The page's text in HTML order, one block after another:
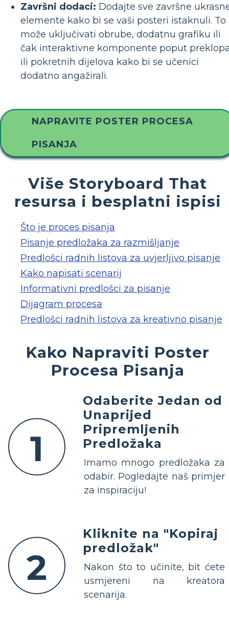
Završni dodaci: Dodajte sve završne
elemente kako bi se vaši posteri istaknuli. To
može uključivati ​​obrube, dodatnu grafiku ili
čak interaktivne komponente poput
ili pokretnih dijelova kako bi se učenici
dodatno angažirali.
NAPRAVITE POSTER PROCESA
PISANJA
Više Storyboard That
resursa i besplatni ispisi
Što je proces pisanja
Pisanje predložaka za razmišljanje
Predlošci radnih listova za uvjerljivo pisanje
Kako napisati scenarij
Informativni predlošci za pisanje
Dijagram procesa
Predlošci radnih listova za kreativno pisanje
Kako Napraviti Poster
Procesa Pisanja
1
Odaberite Jedan od
Unaprijed
Pripremljenih
Predložaka
Imamo mnogo predložaka za
odabir. Pogledajte naš primjer
za inspiraciju!
2
Kliknite na "Kopiraj
predložak"
Nakon što to učinite, bit ćete
usmjereni na kreatora
scenarija.